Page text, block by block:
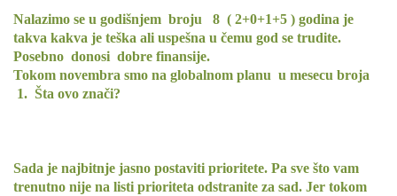
Nalazimo se u godišnjem broju 8 ( 2+0+1+5 ) godina je
takva kakva je teška ali uspešna u čemu god se trudite.
Posebno donosi dobre finansije.
Tokom novembra smo na globalnom planu u mesecu broja
1. Šta ovo znači?
Sada je najbitnje jasno postaviti prioritete. Pa sve što vam
trenutno nije na listi prioriteta odstranite za sad. Jer tokom